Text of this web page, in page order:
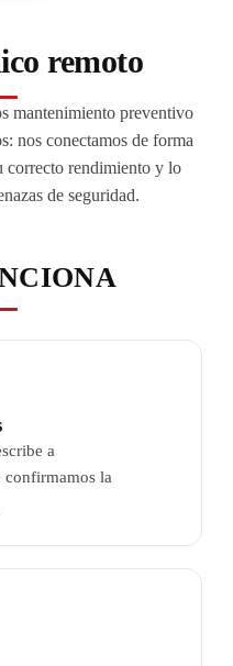
remoto
mantenimiento preventivo
nos conectamos de forma
correcto rendimiento y lo
de seguridad.
a
confirmamos la